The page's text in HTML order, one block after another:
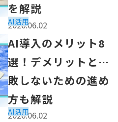
2026.06.02
を解説
AI活用
リットと失敗しないための
2026.06.02
AI導入のメリット8
選！デメリットと失
敗しないための進め
方も解説
AI活用